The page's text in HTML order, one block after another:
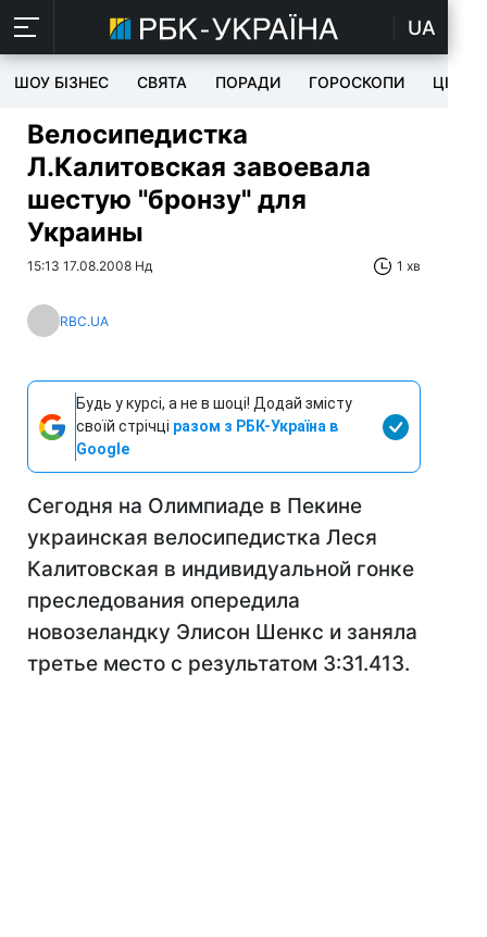
UA
ШОУ БІЗНЕС СВЯТА ПОРАДИ ГОРОСКОПИ ЦІКАВЕ
Велосипедистка
Л.Калитовская завоевала
шестую "бронзу" для
Украины
15:13 17.08.2008 Нд 1 хв
RBC.UA
Будь у курсі, а не в шоці! Додай змісту
своїй стрічці разом з РБК-Україна в
Google
Сегодня на Олимпиаде в Пекине
украинская велосипедистка Леся
Калитовская в индивидуальной гонке
преследования опередила
новозеландку Элисон Шенкс и заняла
третье место с результатом 3:31.413.